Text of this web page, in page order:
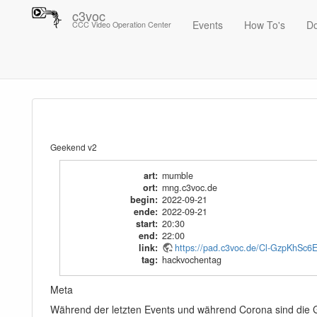
c3voc
CCC Video Operation Center Events How To's
Geekend v2
art: mumble
ort: mng.c3voc.de
begin: 2022-09-21
ende: 2022-09-21
start: 20:30
end: 22:00
link:
https://pad.c3voc.de/Cl-
tag: hackvochentag
Meta
Während der letzten Events und während Corona sind